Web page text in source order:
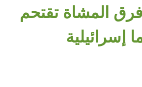
المشاة تقتحم
إسرائيلية